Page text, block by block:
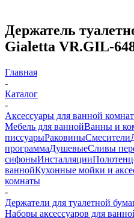
Держатель
Gialetta VR.GIL-
Главная
-
Каталог
-
Аксессуары для ванной
Мебель для ваннойВанны и
писсуарыРаковиныСмесители
программаДушевыеСливы
сифоныИнсталляции
ваннойКухонные мойки и
комнаты
-
Держатели для туалетной
Наборы аксессуаров для